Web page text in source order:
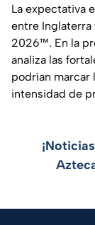
La expectativa
entre Inglaterra
2026™. En la
analiza las
podrían marcar
intensidad de